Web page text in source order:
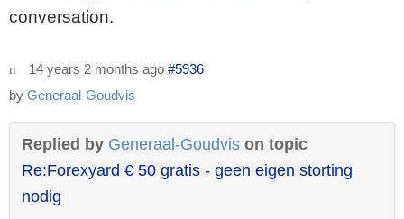
conversation.
14 years 2 months ago #5936
by Generaal-Goudvis
Replied by Generaal-Goudvis on topic
Re:Forexyard € 50 gratis - geen eigen storting
nodig